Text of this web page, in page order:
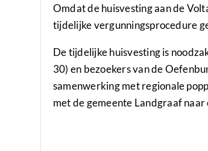
Omdat de huisvesting aan de
tijdelijke vergunningsprocedure
De tijdelijke huisvesting is
30) en bezoekers van de
samenwerking met regionale
met de gemeente Landgraaf